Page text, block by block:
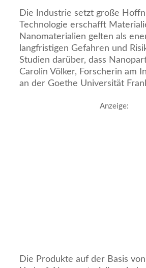
Die Industrie setzt große
Technologie erschafft
Nanomaterialien gelten als
langfristigen Gefahren und
Studien darüber, dass
Carolin Völker, Forscherin am
an der Goethe Universität
Anzeige:
Die Produkte auf der Basis